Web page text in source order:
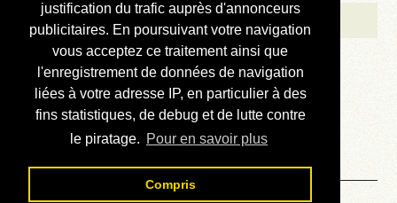
justification du trafic auprès d'annonceurs
publicitaires. En poursuivant votre navigation
vous acceptez ce traitement ainsi que
l'enregistrement de données de navigation
liées à votre adresse IP, en particulier à des
fins statistiques, de debug et de lutte contre
le piratage. Pour en savoir plus
Compris
Divers (et d’été)
Annonces
Liens externes
Téléchargement
Contact